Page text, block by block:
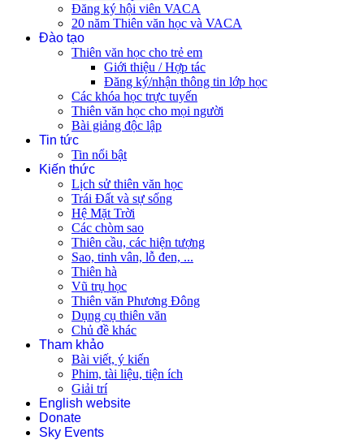
Đăng ký hội viên VACA
20 năm Thiên văn học và VACA
Đào tạo
Thiên văn học cho trẻ em
Giới thiệu / Hợp tác
Đăng ký/nhận thông tin lớp học
Các khóa học trực tuyến
Thiên văn học cho mọi người
Bài giảng độc lập
Tin tức
Tin nổi bật
Kiến thức
Lịch sử thiên văn học
Trái Đất và sự sống
Hệ Mặt Trời
Các chòm sao
Thiên cầu, các hiện tượng
Sao, tinh vân, lỗ đen, ...
Thiên hà
Vũ trụ học
Thiên văn Phương Đông
Dụng cụ thiên văn
Chủ đề khác
Tham khảo
Bài viết, ý kiến
Phim, tài liệu, tiện ích
Giải trí
English website
Donate
Sky Events